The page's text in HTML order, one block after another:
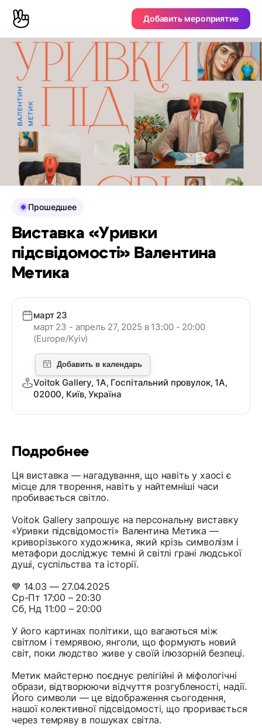
Добавить мероприятие
Подробнее
Ця виставка — нагадування, що навіть у хаосі є
місце для творення, навіть у найтемніші часи
пробивається світло.
Voitok Gallery запрошує на персональну виставку
«Уривки підсвідомості» Валентина Метика —
криворізького художника, який крізь символізм і
метафори досліджує темні й світлі грані людської
душі, суспільства та історії.
💙 14.03 — 27.04.2025
Ср-Пт 17:00 – 20:30
Сб, Нд 11:00 – 20:00
У його картинах політики, що вагаються між
світлом і темрявою, янголи, що формують новий
світ, поки людство живе у своїй ілюзорній безпеці.
Метик майстерно поєднує релігійні й міфологічні
образи, відтворюючи відчуття розгубленості, надії.
Його символи — це відображення сьогодення,
нашої колективної підсвідомості, що проривається
через темряву в пошуках світла.
Прошедшее
Виставка «Уривки
підсвідомості» Валентина
Метика
март 23
март 23 - апрель 27, 2025 в 13:00 - 20:00
(Europe/Kyiv)
Voitok Gallery, 1A, Госпітальний провулок, 1А,
02000, Київ, Україна